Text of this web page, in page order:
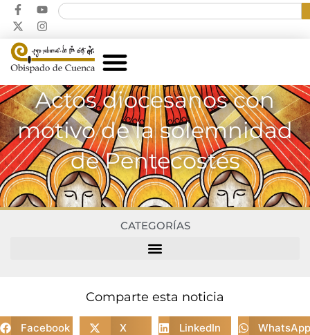
Actos diocesanos con
motivo de la solemnidad
de Pentecostés
CATEGORÍAS
Comparte esta noticia
Facebook X LinkedIn WhatsApp